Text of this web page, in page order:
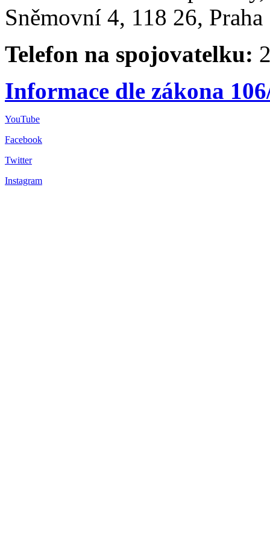
Sněmovní 4, 118 26,
Telefon na spojovatelku:
Informace dle zákona
YouTube
Facebook
Twitter
Instagram